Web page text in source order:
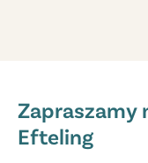
Holandia - - Brabancja
★ ★
Zapraszamy
Efteling